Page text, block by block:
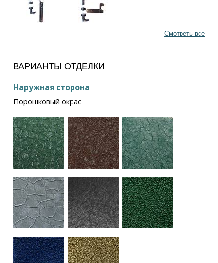
Смотреть все
ВАРИАНТЫ ОТДЕЛКИ
Наружная сторона
Порошковый окрас